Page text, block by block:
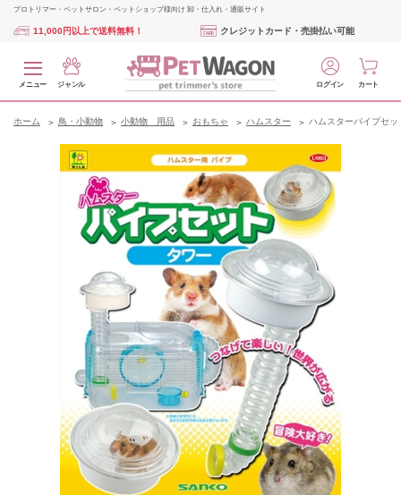
プロトリマー・ペットサロン・ペットショップ様向け 卸・仕入れ・通販サイト
11,000円以上で送料無料！ クレジットカード・売掛払い可能
メニュー ジャンル ログイン カート
ホーム 鳥・小動物 小動物 用品 おもちゃ ハムスター ハムスターパイプセッ